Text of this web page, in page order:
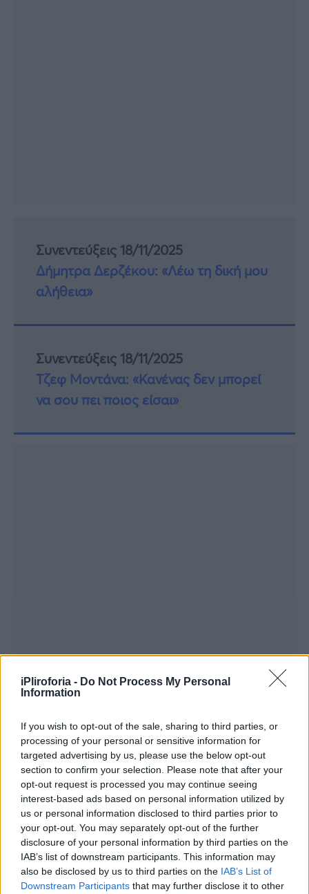
iPliroforia - Do Not Process My Personal
Information
If you wish to opt-out of the sale, sharing to third parties, or
processing of your personal or sensitive information for
targeted advertising by us, please use the below opt-out
section to confirm your selection. Please note that after your
opt-out request is processed you may continue seeing
interest-based ads based on personal information utilized by
us or personal information disclosed to third parties prior to
your opt-out. You may separately opt-out of the further
disclosure of your personal information by third parties on the
IAB’s list of downstream participants. This information may
also be disclosed by us to third parties on the IAB’s List of
Downstream Participants that may further disclose it to other
Συνεντεύξεις 18/11/2025
Δήμητρα Δερζέκου: «Λέω τη δική μου
αλήθεια»
Συνεντεύξεις 18/11/2025
Τζεφ Μοντάνα: «Κανένας δεν μπορεί
να σου πει ποιος είσαι»
ΠερισσότερεςΕιδήσεις σήμερα